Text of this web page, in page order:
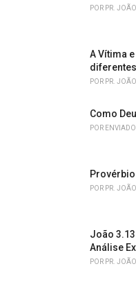
POR PR.
A Vítima
POR PR.
Como
POR
POR PR.
João
Análise
POR PR.